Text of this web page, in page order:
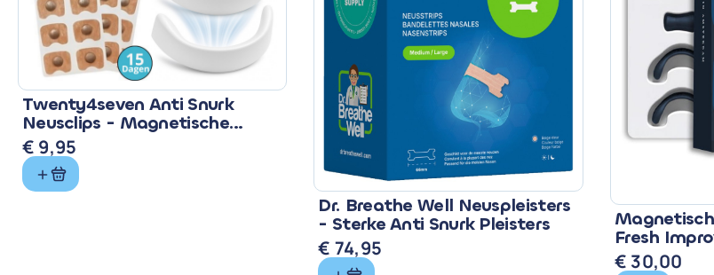
Twenty4seven Anti Snurk
Neusclips - Magnetische
Neusspreiders 15 Paar
€ 9,95
Dr. Breathe Well Neuspleisters
- Sterke Anti Snurk Pleisters
€ 74,95 Fresh
Sport
€ 30,00